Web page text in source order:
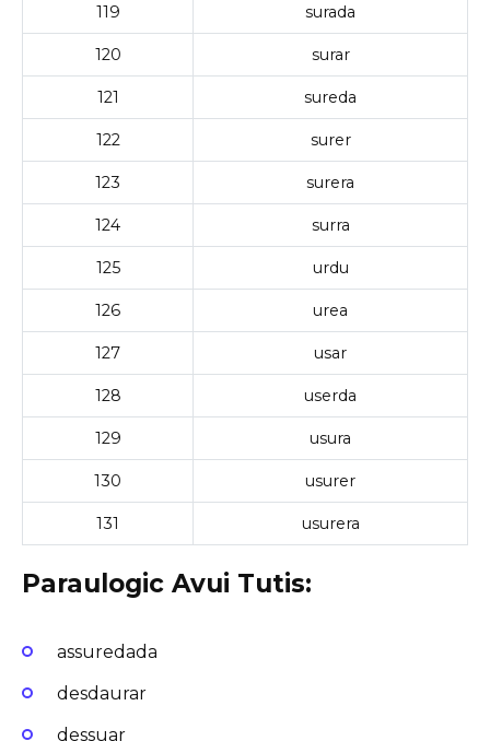
119 surada
120 surar
121 sureda
122 surer
123 surera
124 surra
125 urdu
126 urea
127 usar
128 userda
129 usura
130 usurer
131 usurera
Paraulogic Avui Tutis:
assuredada
desdaurar
dessuar